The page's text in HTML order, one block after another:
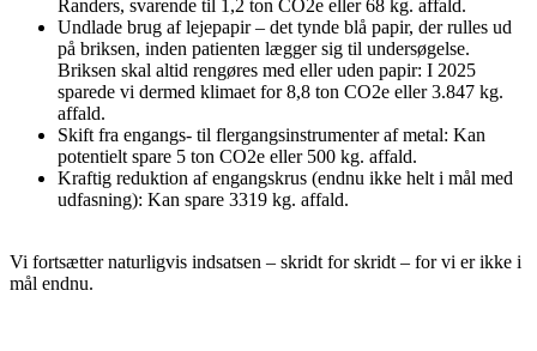
Randers, svarende til 1,2 ton CO2e eller 68 kg. affald.
Undlade brug af lejepapir – det tynde blå papir, der rulles ud
på briksen, inden patienten lægger sig til undersøgelse.
Briksen skal altid rengøres med eller uden papir: I 2025
sparede vi dermed klimaet for 8,8 ton CO2e eller 3.847 kg.
affald.
Skift fra engangs- til flergangsinstrumenter af metal: Kan
potentielt spare 5 ton CO2e eller 500 kg. affald.
Kraftig reduktion af engangskrus (endnu ikke helt i mål med
udfasning): Kan spare 3319 kg. affald.
Vi fortsætter naturligvis indsatsen – skridt for skridt – for vi er ikke i
mål endnu.